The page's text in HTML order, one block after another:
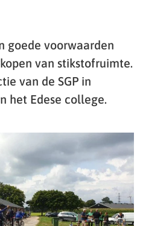
goede voorwaarden
van stikstofruimte.
van de SGP in
het Edese college.